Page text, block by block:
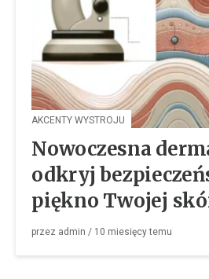
AKCENTY WYSTROJU
Nowoczesna
odkryj
piękno Twojej
przez admin / 10 miesięcytemu